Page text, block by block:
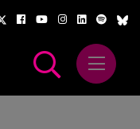
Abrir